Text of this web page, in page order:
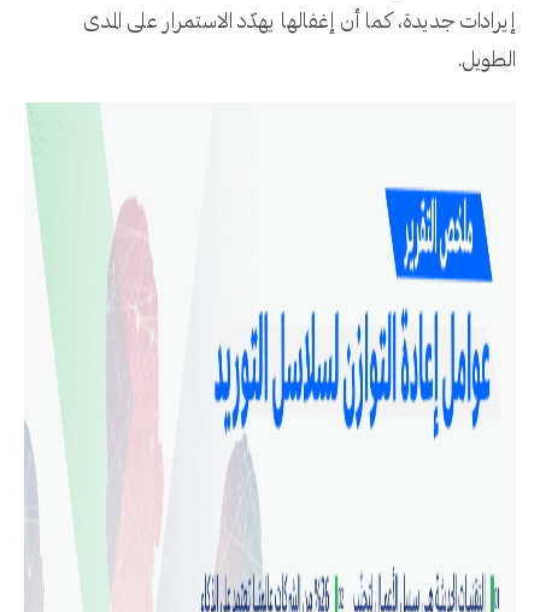
إيرادات جديدة، كما أن إغفالها يهدّد الاستمرار على المدى
الطويل.